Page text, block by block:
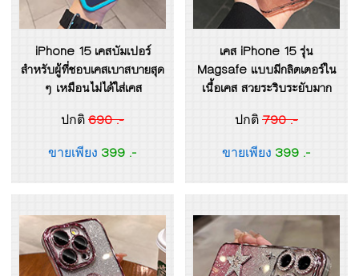
iPhone 15 เคสบัมเปอร์
สำหรับผู้ที่ชอบเคสเบาสบายสุด
ๆ เหมือนไม่ได้ใส่เคส
ปกติ 690 .-
ขายเพียง 399 .-
เคส iPhone 15 รุ่น
Magsafe แบบมีกลิตเตอร์ใน
เนื้อเคส สวยระริบระยับมาก
ปกติ 790 .-
ขายเพียง 399 .-